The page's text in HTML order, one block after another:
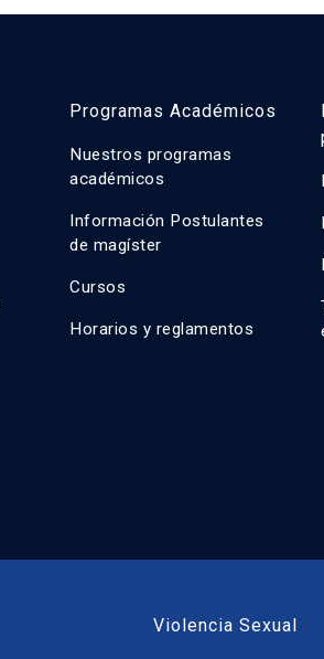
Programas Académicos
Nuestros programas
académicos
Información Postulantes
de magíster
Cursos
Horarios y reglamentos
Violencia Sexual